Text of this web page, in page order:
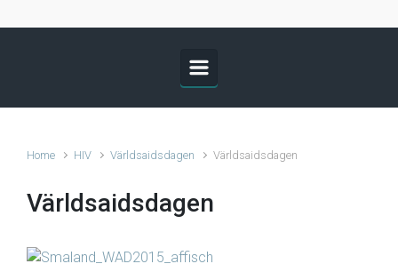
Home HIV Världsaidsdagen Världsaidsdagen
Världsaidsdagen